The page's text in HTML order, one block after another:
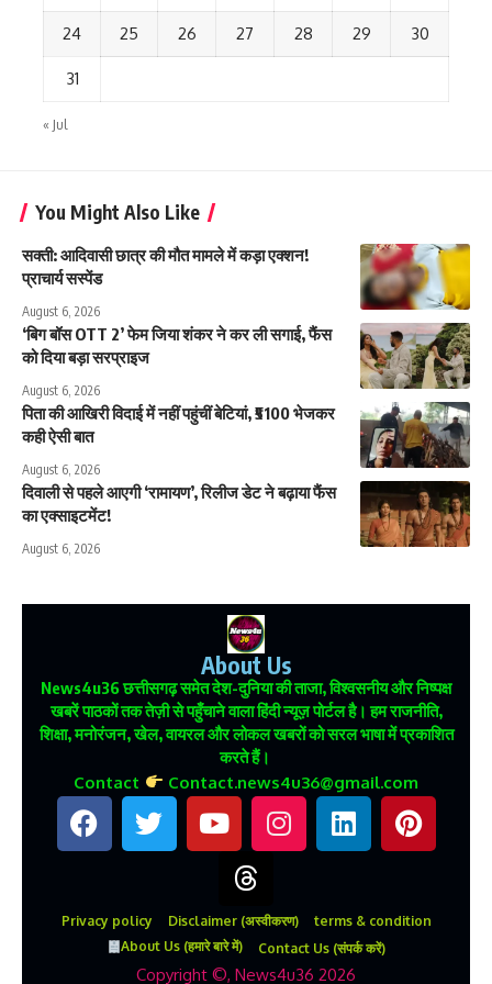
24 25 26 27 28 29 30
31
« Jul
You Might Also Like
सक्ती: आदिवासी छात्र की मौत मामले में कड़ा एक्शन!
प्राचार्य सस्पेंड
August 6, 2026
‘बिग बॉस OTT 2’ फेम जिया शंकर ने कर ली सगाई, फैंस
को दिया बड़ा सरप्राइज
August 6, 2026
पिता की आखिरी विदाई में नहीं पहुंचीं बेटियां, ₹5100 भेजकर
कही ऐसी बात
August 6, 2026
दिवाली से पहले आएगी ‘रामायण’, रिलीज डेट ने बढ़ाया फैंस
का एक्साइटमेंट!
August 6, 2026
About Us
News4u36छत्तीसगढ़ समेत देश-दुनिया की ताजा, विश्वसनीय और निष्पक्ष
खबरें पाठकों तक तेज़ी से पहुँचाने वाला हिंदी न्यूज़ पोर्टल है। हम राजनीति,
शिक्षा, मनोरंजन, खेल, वायरल और लोकल खबरों को सरल भाषा में प्रकाशित
करते हैं।
Contact Contact.news4u36@gmail.com
Privacy policy Disclaimer (अस्वीकरण)
terms & condition
About Us (हमारे बारे में)
Contact Us (संपर्क करें)
Copyright ©, News4u36 2026